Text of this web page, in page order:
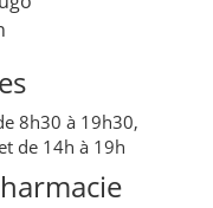
8h30 à 19h30,
de 14h à 19h